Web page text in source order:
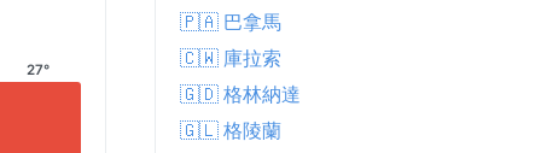
27°
🇵🇦 巴拿馬
🇨🇼 庫拉索
🇬🇩 格林納達
🇬🇱 格陵蘭